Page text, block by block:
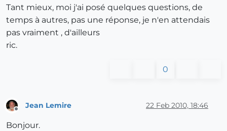
Tant mieux, moi j'ai posé quelques questions, de
temps à autres, pas une réponse, je n'en attendais
pas vraiment , d'ailleurs
ric.
0
Jean Lemire 22 Feb 2010, 18:46
Bonjour.